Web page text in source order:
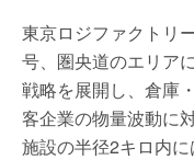
東京ロジファクトリ
号、圏央道のエリア
戦略を展開し、倉庫
客企業の物量波動に
施設の半径2キロ内